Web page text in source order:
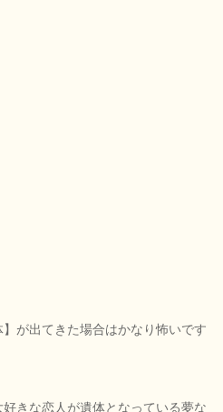
が出てきた場合はかなり怖いです
きな恋人が遺体となっている夢な